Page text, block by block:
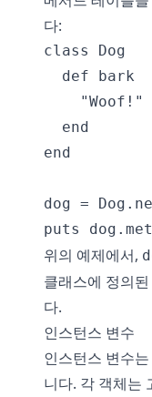
다:
class Dog
  def bark
    "Woof!"
  end
end
dog =
위의 예제에서,
클래스에 정의
다.
인스턴스 변수
인스턴스 변수
니다. 각 객체는